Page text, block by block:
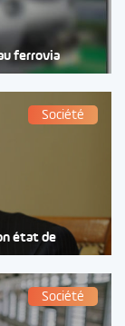
ferrovia
Société
état de
Société